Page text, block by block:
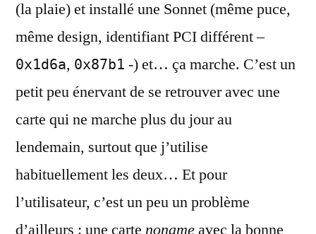
(la plaie) et installé une Sonnet (même puce,
même design, identifiant PCI différent –
0x1d6a, 0x87b1 -) et… ça marche. C’est un
petit peu énervant de se retrouver avec une
carte qui ne marche plus du jour au
lendemain, surtout que j’utilise
habituellement les deux… Et pour
l’utilisateur, c’est un peu un problème
d’ailleurs : une carte nonameavec la bonne